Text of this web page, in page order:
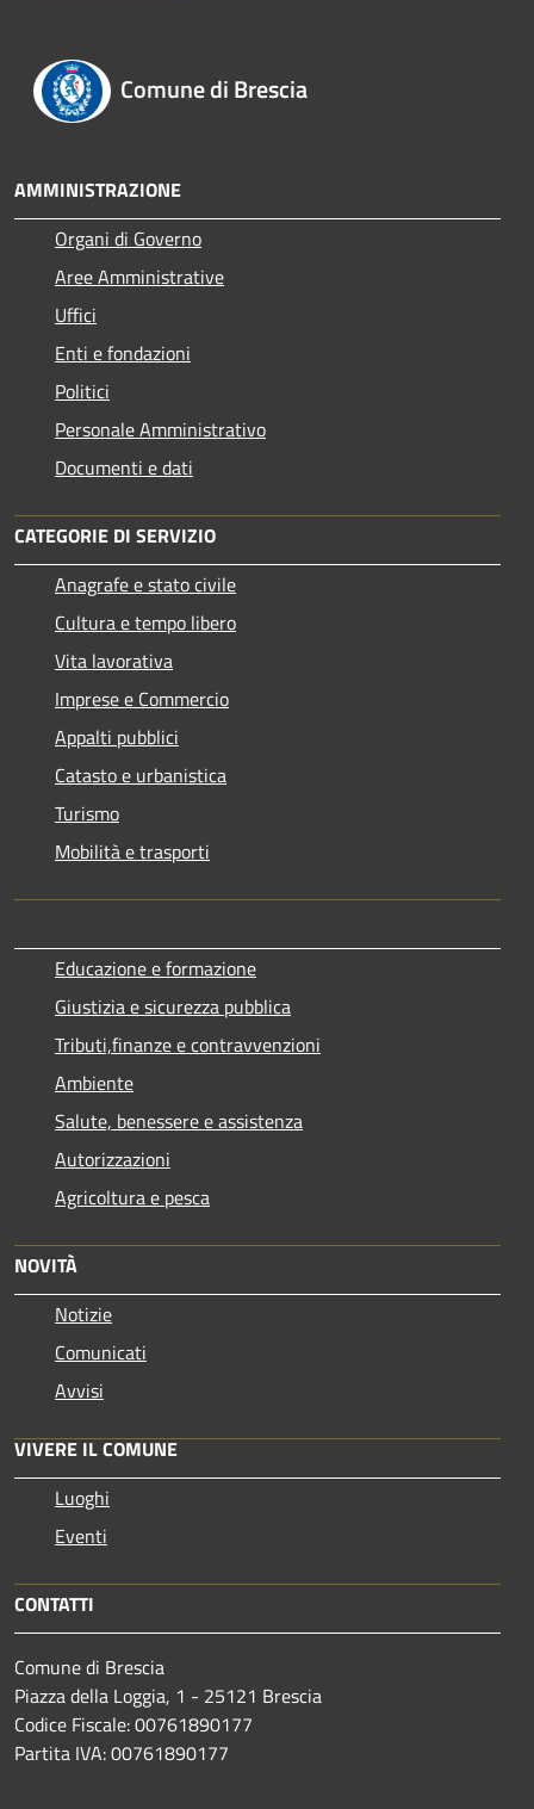
Comune di Brescia
AMMINISTRAZIONE
Organi di Governo
Aree Amministrative
Uffici
Enti e fondazioni
Politici
Personale Amministrativo
Documenti e dati
CATEGORIE DI SERVIZIO
Anagrafe e stato civile
Cultura e tempo libero
Vita lavorativa
Imprese e Commercio
Appalti pubblici
Catasto e urbanistica
Turismo
Mobilità e trasporti
Educazione e formazione
Giustizia e sicurezza pubblica
Tributi,finanze e contravvenzioni
Ambiente
Salute, benessere e assistenza
Autorizzazioni
Agricoltura e pesca
NOVITÀ
Notizie
Comunicati
Avvisi
VIVERE IL COMUNE
Luoghi
Eventi
CONTATTI
Comune di Brescia
Piazza della Loggia, 1 - 25121 Brescia
Codice Fiscale: 00761890177
Partita IVA: 00761890177